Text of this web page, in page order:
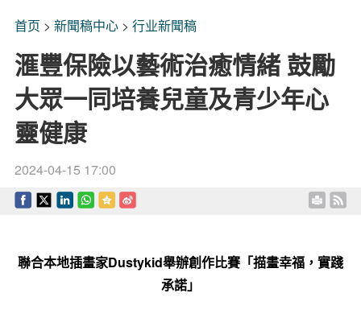
首页 > 新聞稿中心> 行业新聞稿
滙豐保險以藝術治癒情緒 鼓勵
大眾一同培養兒童及青少年心
靈健康
2024-04-15 17:00
聯合本地插畫家Dustykid舉辦創作比賽「描畫幸福，實踐
承諾」